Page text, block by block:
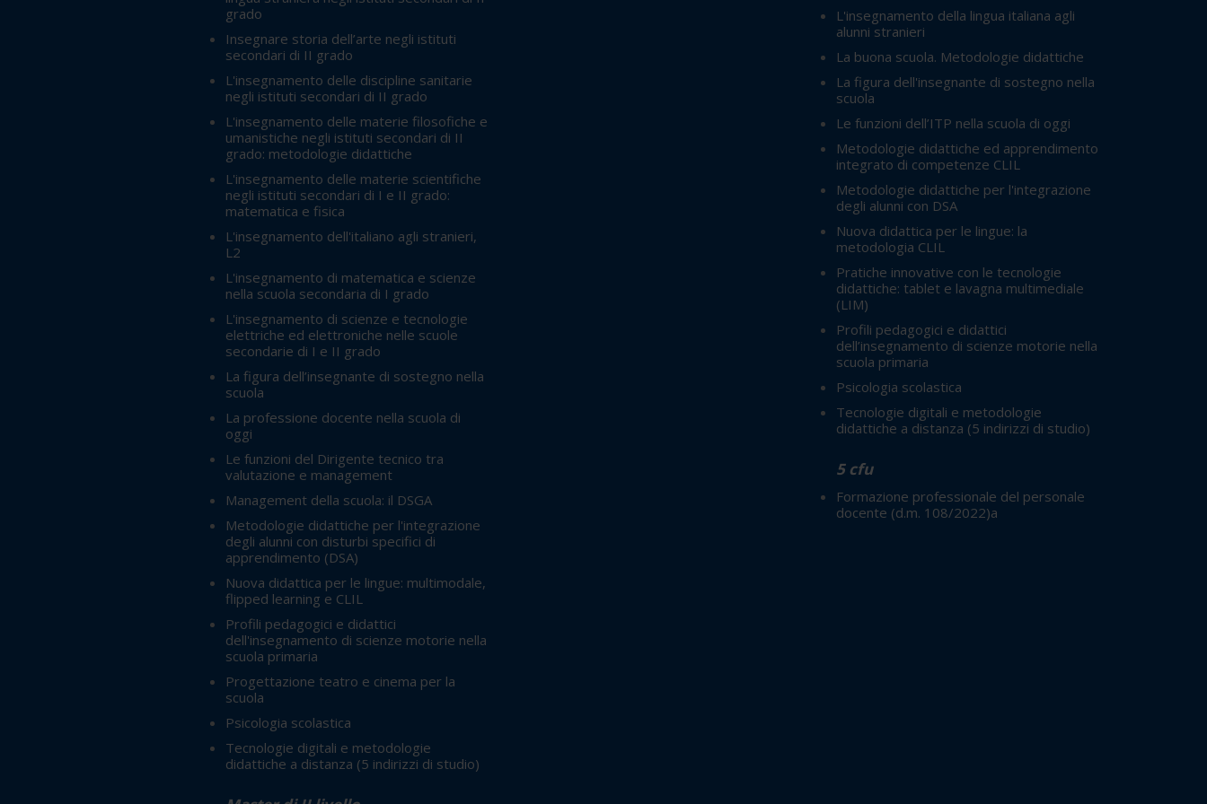
grado
Insegnare storia dell’arte negli istituti
secondari di II grado
L'insegnamento delle discipline sanitarie
negli istituti secondari di II grado
L'insegnamento delle materie filosofiche e
umanistiche negli istituti secondari di II
grado: metodologie didattiche
L'insegnamento delle materie scientifiche
negli istituti secondari di I e II grado:
matematica e fisica
L'insegnamento dell'italiano agli stranieri,
L2
L'insegnamento di matematica e scienze
nella scuola secondaria di I grado
L'insegnamento di scienze e tecnologie
elettriche ed elettroniche nelle scuole
secondarie di I e II grado
La figura dell’insegnante di sostegno nella
scuola
La professione docente nella scuola di
oggi
Le funzioni del Dirigente tecnico tra
valutazione e management
Management della scuola: il DSGA
Metodologie didattiche per l'integrazione
degli alunni con disturbi specifici di
apprendimento (DSA)
Nuova didattica per le lingue: multimodale,
flipped learning e CLIL
Profili pedagogici e didattici
dell'insegnamento di scienze motorie nella
scuola primaria
Progettazione teatro e cinema per la
scuola
Psicologia scolastica
Tecnologie digitali e metodologie
didattiche a distanza (5 indirizzi di studio)
L'insegnamento della lingua italiana agli
alunni stranieri
La buona scuola. Metodologie didattiche
La figura dell'insegnante di sostegno nella
scuola
Le funzioni dell’ITP nella scuola di oggi
Metodologie didattiche ed apprendimento
integrato di competenze CLIL
Metodologie didattiche per l'integrazione
degli alunni con DSA
Nuova didattica per le lingue: la
metodologia CLIL
Pratiche innovative con le tecnologie
didattiche: tablet e lavagna multimediale
(LIM)
Profili pedagogici e didattici
dell’insegnamento di scienze motorie nella
scuola primaria
Psicologia scolastica
Tecnologie digitali e metodologie
didattiche a distanza (5 indirizzi di studio)
5 cfu
Formazione professionale del personale
docente (d.m. 108/2022)a